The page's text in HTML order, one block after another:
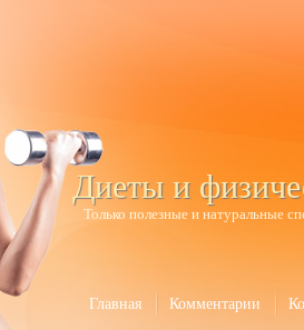
Диеты и
Только полезные и натуральные
Главная Комментарии